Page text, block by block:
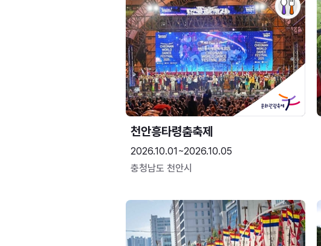
천안흥타령춤축제
2026.10.01~2026.10.05
충청남도 천안시